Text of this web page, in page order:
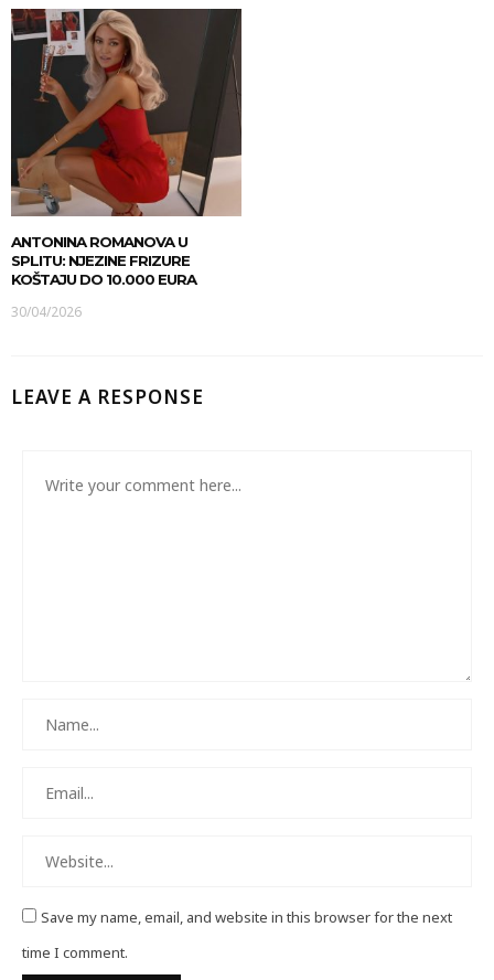
ANTONINA ROMANOVA U
SPLITU: NJEZINE FRIZURE
KOŠTAJU DO 10.000 EURA
30/04/2026
LEAVE A RESPONSE
Save my name, email, and website in this browser for the next
time I comment.